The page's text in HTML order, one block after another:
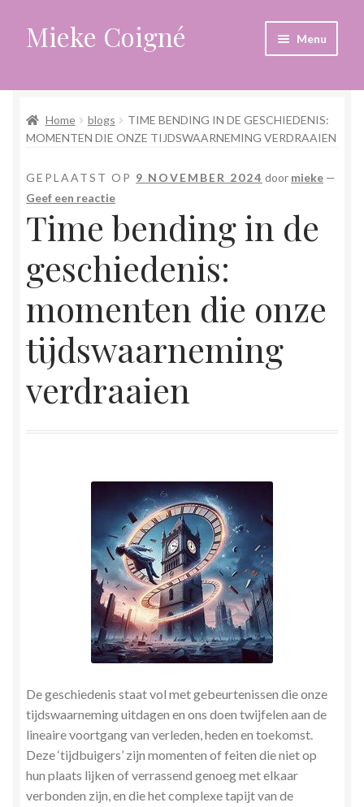
Ga
door
navigatie
Ga
naar
inhoud
Mieke Coigné Menu
Afrekenen
Anders leven in een sterk veranderende tijd
Bewust omgaan met hoog gevoeligheid
Blogs
Contact
Herinner wie je werkelijk bent
Mindfulness en Hartcoherentie
Nieuw boek ‘Pareltjes in de Oceaan.’ Meditatieve haiku’s
in woord en beeld
Priesteressen van Isis- Hal der Zuilen
Privacybeleid
Stress en Burn-out Coaching
Tarot
Home blogs
TIME BENDING IN DE GESCHIEDENIS:
MOMENTEN DIE ONZE TIJDSWAARNEMING VERDRAAIEN
GEPLAATST OP 9 NOVEMBER 2024 door mieke —
Geef een reactie
Time bending in de
geschiedenis:
momenten die onze
tijdswaarneming
verdraaien
De geschiedenis staat vol met gebeurtenissen die onze
tijdswaarneming uitdagen en ons doen twijfelen aan de
lineaire voortgang van verleden, heden en toekomst.
Deze ‘tijdbuigers’ zijn momenten of feiten die niet op
hun plaats lijken of verrassend genoeg met elkaar
verbonden zijn, en die het complexe tapijt van de